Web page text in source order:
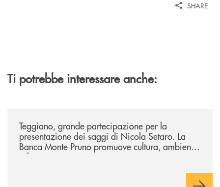
SHARE
Ti potrebbe interessare anche:
Teggiano, grande partecipazione per la
presentazione dei saggi di Nicola Setaro. La
Banca Monte Pruno promuove cultura, ambiente
e futuro